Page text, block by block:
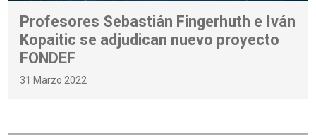
Profesores Sebastián Fingerhuth e Iván
Kopaitic se adjudican nuevo proyecto
FONDEF
31 Marzo 2022